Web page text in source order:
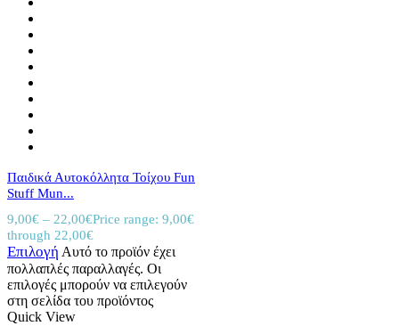
Παιδικά Αυτοκόλλητα Τοίχου Fun
Stuff Mun...
9,00€ – 22,00€Price range: 9,00€
through 22,00€
Επιλογή Αυτό το προϊόν έχει
πολλαπλές παραλλαγές. Οι
επιλογές μπορούν να επιλεγούν
στη σελίδα του προϊόντος
Quick View